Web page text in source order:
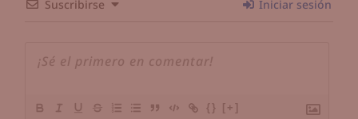
Suscribirse Iniciar sesión
{} [+]